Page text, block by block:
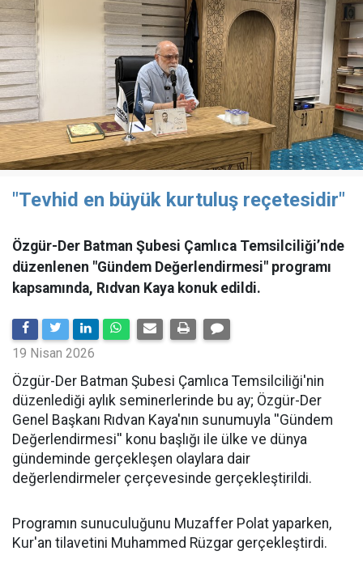
"Tevhid en büyük kurtuluş reçetesidir"
Özgür-Der Batman Şubesi Çamlıca Temsilciliği’nde
düzenlenen "Gündem Değerlendirmesi" programı
kapsamında, Rıdvan Kaya konuk edildi.
19 Nisan 2026
​Özgür-Der Batman Şubesi Çamlıca Temsilciliği'nin
düzenlediği aylık seminerlerinde bu ay; Özgür-Der
Genel Başkanı Rıdvan Kaya'nın sunumuyla ''Gündem
Değerlendirmesi'' konu başlığı ile ülke ve dünya
gündeminde gerçekleşen olaylara dair
değerlendirmeler çerçevesinde gerçekleştirildi.
Programın sunuculuğunu Muzaffer Polat yaparken,
Kur'an tilavetini Muhammed Rüzgar gerçekleştirdi.